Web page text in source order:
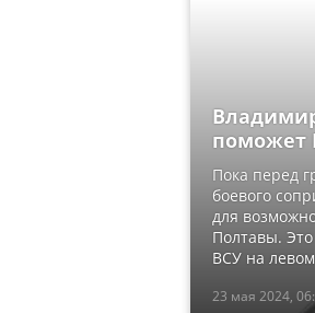
23 мая 2024,
поможет
Пока перед
боевого
для
Полтавы.
ВСУ на